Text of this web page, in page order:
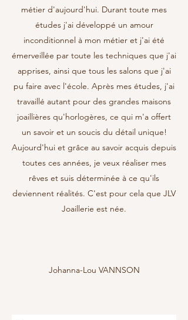
métier d'aujourd'hui. Durant toute mes
études j'ai développé un amour
inconditionnel à mon métier et j'ai été
émerveillée par toute les techniques que j'ai
apprises, ainsi que tous les salons que j'ai
pu faire avec l'école. Après mes études, j'ai
travaillé autant pour des grandes maisons
joaillières qu'horlogères, ce qui m'a offert
un savoir et un soucis du détail unique!
Aujourd'hui et grâce au savoir acquis depuis
toutes ces années, je veux réaliser mes
rêves et suis déterminée à ce qu'ils
deviennent réalités. C'est pour cela que JLV
Joaillerie est née.
Johanna-Lou VANNSON